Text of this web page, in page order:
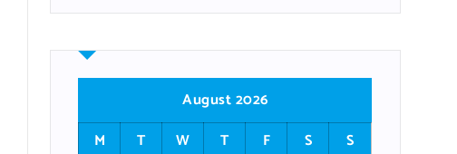
August 2026
M
T W T F S
S